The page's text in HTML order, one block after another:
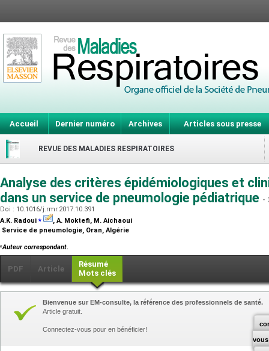
Accueil Dernier numéro Archives Articles sous presse
REVUE DES MALADIES RESPIRATOIRES
Analyse des critères épidémiologiques et
dans un service de pneumologie pédiatrique -
Doi : 10.1016/j.rmr.2017.10.391
A.K. Radoui ⁎
, A. Moktefi, M. Aichaoui
Service de pneumologie, Oran, Algérie
⁎Auteur correspondant.
PDF Article
Résumé
Mots clés
vous
Bienvenue sur EM-consulte, la référence des professionnels de santé.
Article gratuit.
Connectez-vous pour en bénéficier!